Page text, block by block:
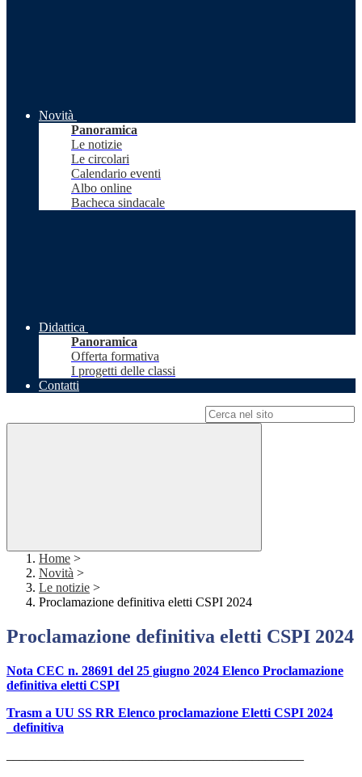
Novità
Panoramica
Le notizie
Le circolari
Calendario eventi
Albo online
Bacheca sindacale
Didattica
Panoramica
Offerta formativa
I progetti delle classi
Contatti
Home >
Novità >
Le notizie >
Proclamazione definitiva eletti CSPI 2024
Proclamazione definitiva eletti CSPI 2024
Nota CEC n. 28691 del 25 giugno 2024 Elenco Proclamazione
definitiva eletti CSPI
Trasm a UU SS RR Elenco proclamazione Eletti CSPI 2024
_definitiva